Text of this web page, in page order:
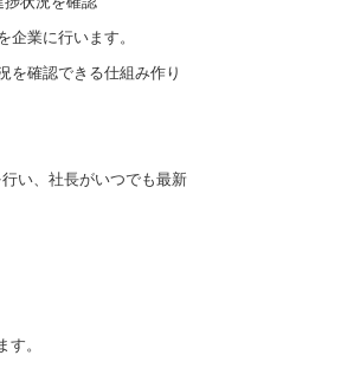
業に行います。
を確認できる仕組み作り
い、社長がいつでも最新
。